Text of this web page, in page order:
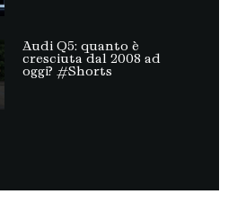
Audi Q5: quanto è
cresciuta dal 2008 ad
oggi? #Shorts